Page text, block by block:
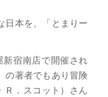
日本を、「とまりー
宿南店で開催され
の著者でもあり冒険
Ｒ．スコット）さん